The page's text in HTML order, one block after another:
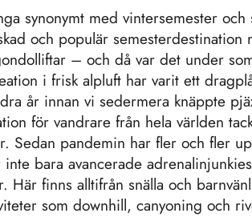
synonymt med vintersemester
och populär semesterdestination
– och då var det under
i frisk alpluft har varit ett
år innan vi sedermera knäppte
för vandrare från hela världen
Sedan pandemin har fler och fler
bara avancerade
Här finns alltifrån snälla och
som downhill, canyoning och